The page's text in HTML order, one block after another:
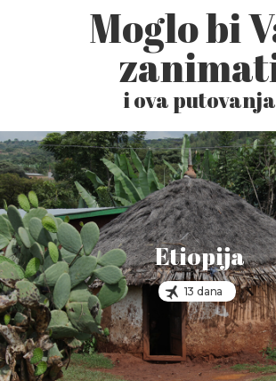
Moglo bi
i ova putovanja
Etiopija
13 dana